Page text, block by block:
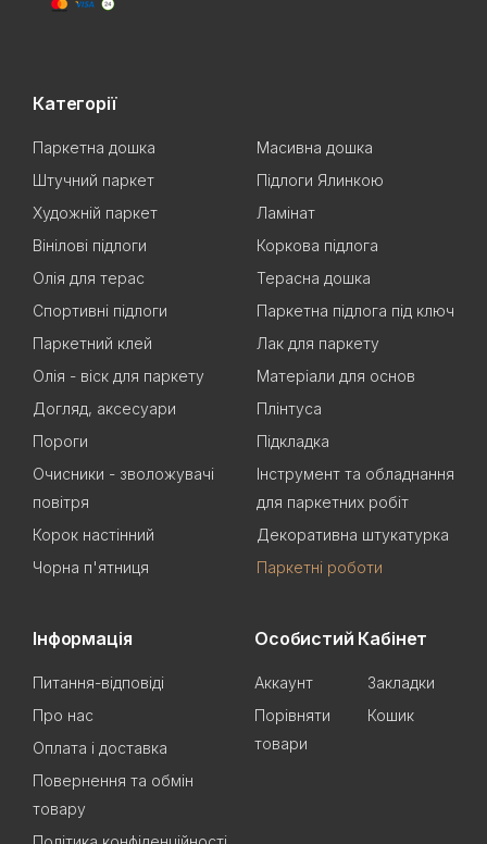
Категорії
Паркетна дошка
Масивна дошка
Штучний паркет
Підлоги Ялинкою
Художній паркет
Ламінат
Вінілові підлоги
Коркова підлога
Олія для терас
Терасна дошка
Спортивні підлоги
Паркетна підлога під ключ
Паркетний клей
Лак для паркету
Олія - віск для паркету
Матеріали для основ
Догляд, аксесуари
Плінтуса
Пороги
Підкладка
Очисники - зволожувачі
повітря
Інструмент та обладнання
для паркетних робіт
Корок настінний
Декоративна штукатурка
Чорна п'ятниця
Паркетні роботи
Інформація
Питання-відповіді
Про нас
Оплата і доставка
Повернення та обмін
товару
Особистий Кабінет
Аккаунт
Закладки
Порівняти
товари
Кошик